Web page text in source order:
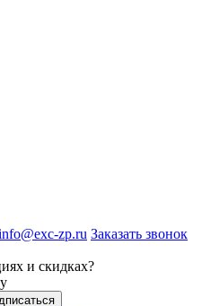
zp.ru Заказать звонок
и скидках?